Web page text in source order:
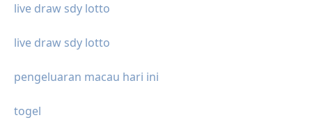
live draw sdy lotto
live draw sdy lotto
pengeluaran macau hari ini
togel